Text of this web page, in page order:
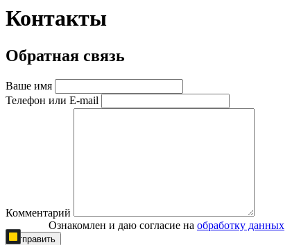
Контакты
Обратная связь
Ваше имя
Телефон или E-mail
Комментарий
Ознакомлен и даю согласие на обработку данных
Отправить